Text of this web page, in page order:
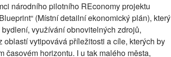
národního pilotního REconomy projektu
(Místní detailní ekonomický plán), který
využívání obnovitelných zdrojů,
vytipovává příležitosti a cíle, kterých by
časovém horizontu. I u tak malého města,